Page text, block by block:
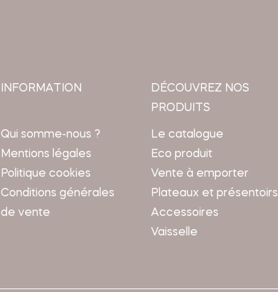
INFORMATION
Qui somme-nous ?
Mentions légales
Politique cookies
Conditions générales
de vente
DÉCOUVREZ NOS
PRODUITS
Le catalogue
Eco produit
Vente à emporter
Plateaux et présentoirs
Accessoires
Vaisselle